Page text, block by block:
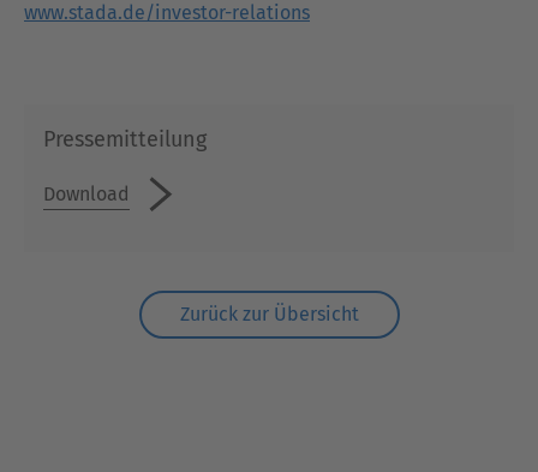
www.stada.de/investor-relations
Pressemitteilung
Download
Zurück zur Übersicht